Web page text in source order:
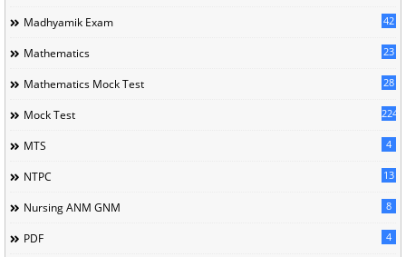
Madhyamik Exam 42
Mathematics 23
Mathematics Mock Test 28
Mock Test 224
MTS 4
NTPC 13
Nursing ANM GNM 8
PDF 4